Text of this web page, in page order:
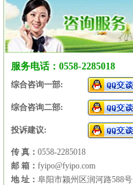
服务电话：0558-2285018
综合咨询一部:
综合咨询二部:
投诉建议:
传 真： 0558-2285018
邮 箱： fyipo@fyipo.com
地 址： 阜阳市颍州区润河路588号